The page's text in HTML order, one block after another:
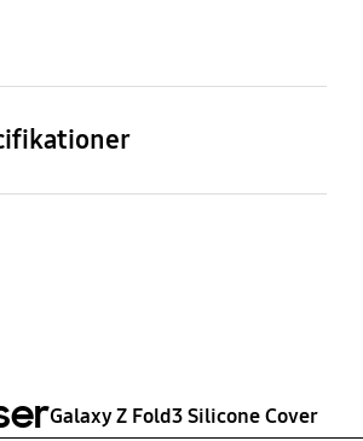
mm
Vægt
Galaxy Z Fold3 Silicone Cover